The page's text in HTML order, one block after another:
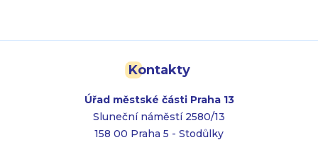
Kontakty
Úřad městské části Praha 13
Sluneční náměstí 2580/13
158 00 Praha 5 - Stodůlky